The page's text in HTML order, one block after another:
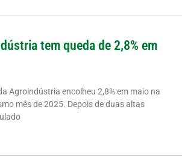
tem queda de 2,8% em
Agroindústria encolheu 2,8% em maio na
mês de 2025. Depois de duas altas